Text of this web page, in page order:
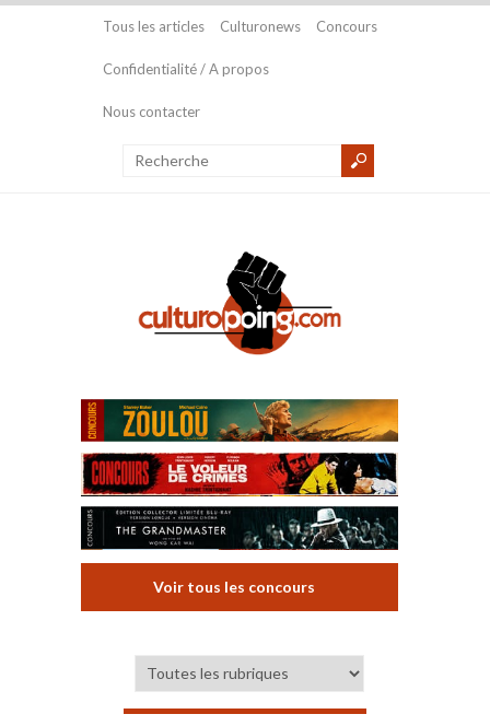
Tous les articles Culturonews Concours
Confidentialité / A propos
Nous contacter
Voir tous les concours